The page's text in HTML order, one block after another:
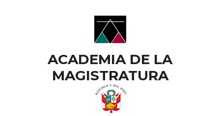
ACADEMIA DE LA
MAGISTRATURA